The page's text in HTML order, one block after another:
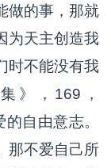
做的事，那就
为天主创造我
时不能没有我
》，169，
自由意志。
那不爱自己所